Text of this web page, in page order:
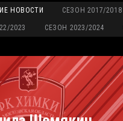
НОВОСТИ СЕЗОН 2017/2018
2023 СЕЗОН 2023/2024